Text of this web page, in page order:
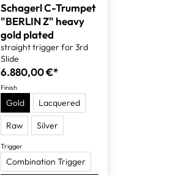
Schagerl C-Trumpet
"BERLIN Z" heavy
gold plated
straight trigger for 3rd
Slide
6.880,00 €*
Finish
Gold Lacquered
Raw Silver
Trigger
Combination Trigger